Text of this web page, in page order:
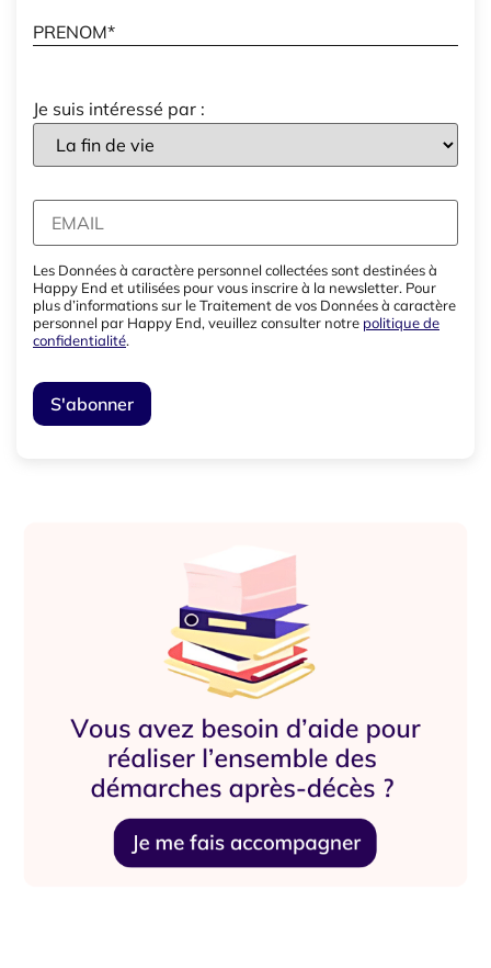
Je suis intéressé par :
Les Données à caractère personnel collectées sont destinées à
Happy End et utilisées pour vous inscrire à la newsletter. Pour
plus d’informations sur le Traitement de vos Données à caractère
personnel par Happy End, veuillez consulter notre politique de
confidentialité.